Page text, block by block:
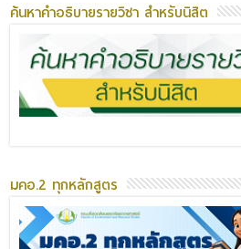
ค้นหาคำอธิบายรายวิชา สำหรับนิสิต
มคอ.2 ทุกหลักสูตร